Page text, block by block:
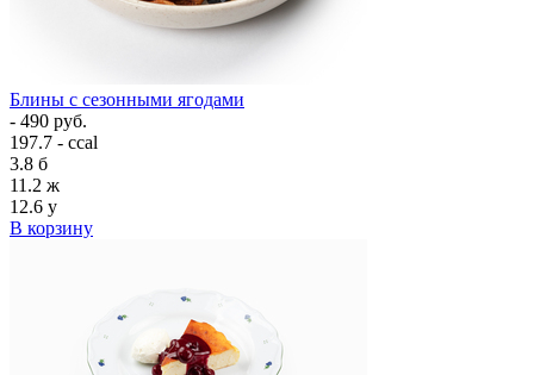
Блины с сезонными ягодами
- 490 руб.
197.7 - ccal
3.8 б
11.2 ж
12.6 у
В корзину